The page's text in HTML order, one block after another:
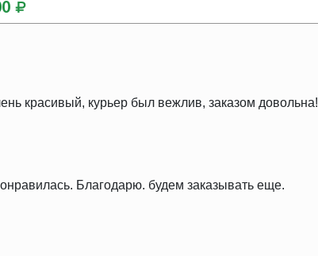
красивый, курьер был вежлив, заказом довольна!
Благодарю. будем заказывать еще.